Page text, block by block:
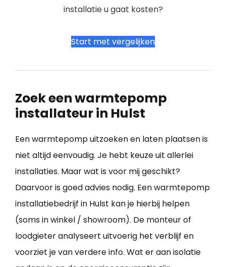
installatie u gaat kosten?
Start met vergelijken
Zoek een warmtepomp
installateur in Hulst
Een warmtepomp uitzoeken en laten plaatsen is
niet altijd eenvoudig. Je hebt keuze uit allerlei
installaties. Maar wat is voor mij geschikt?
Daarvoor is goed advies nodig. Een warmtepomp
installatiebedrijf in Hulst kan je hierbij helpen
(soms in winkel / showroom). De monteur of
loodgieter analyseert uitvoerig het verblijf en
voorziet je van verdere info. Wat er aan isolatie